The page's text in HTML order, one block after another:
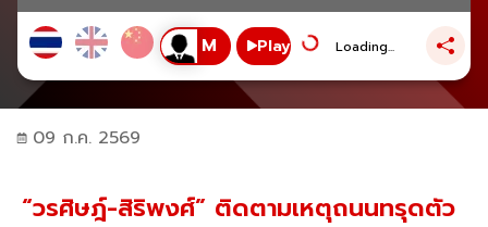
Play Loading...
09 ก.ค. 2569
“วรศิษฎ์-สิริพงศ์” ติดตามเหตุถนนทรุดตัว